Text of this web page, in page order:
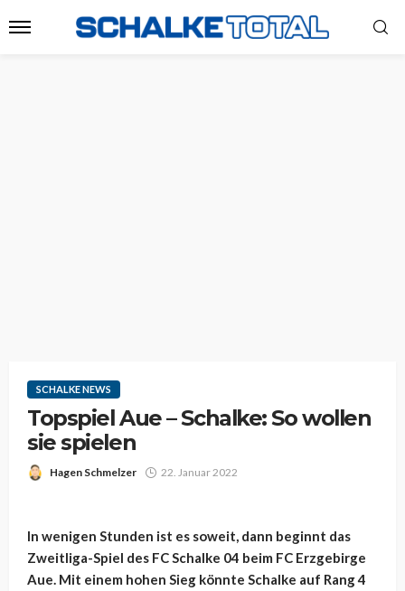
SCHALKE NEWS
Topspiel Aue – Schalke: So wollen
sie spielen
Hagen Schmelzer 22. Januar 2022
In wenigen Stunden ist es soweit, dann beginnt das
Zweitliga-Spiel des FC Schalke 04 beim FC Erzgebirge
Aue. Mit einem hohen Sieg könnte Schalke auf Rang 4